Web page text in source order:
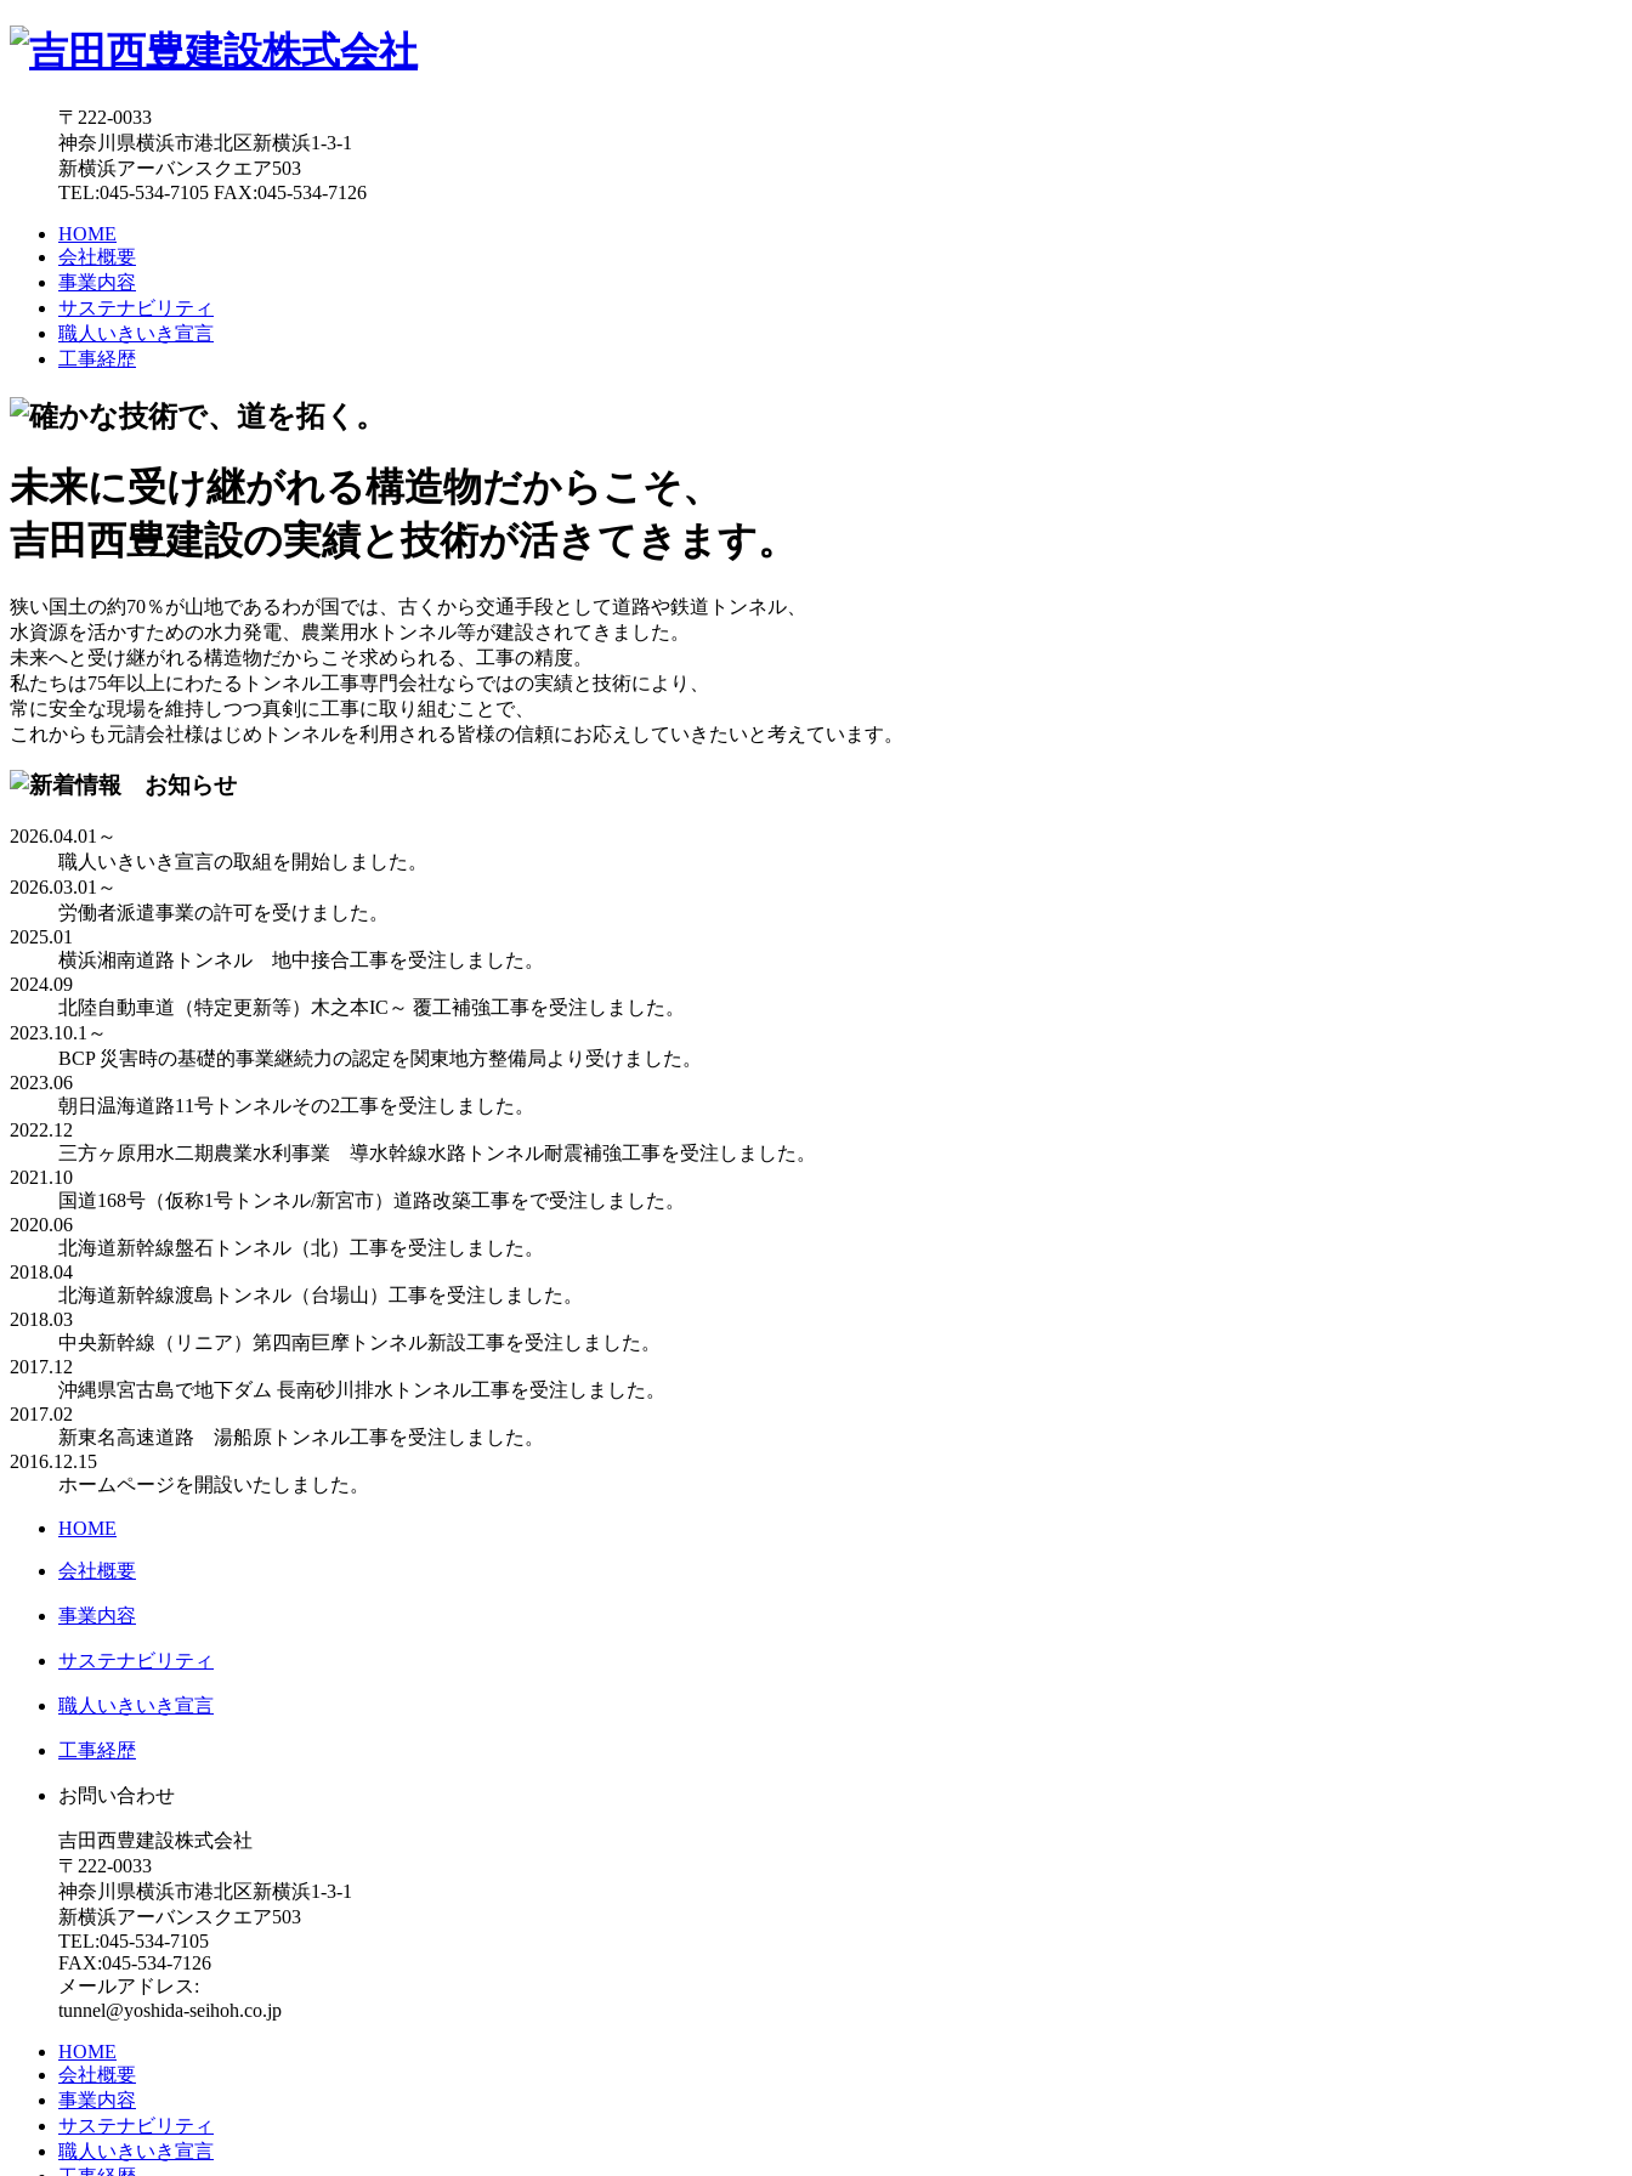
〒222-0033
神奈川県横浜市港北区新横浜1-3-1
新横浜アーバンスクエア503
TEL:045-534-7105 FAX:045-534-7126
HOME
会社概要
事業内容
サステナビリティ
職人いきいき宣言
工事経歴
未来に受け継がれる構造物だからこそ、
吉田西豊建設の実績と技術が活きてきます。
狭い国土の約70％が山地であるわが国では、古くから交通手段として道路や鉄道トンネル、
水資源を活かすための水力発電、農業用水トンネル等が建設されてきました。
未来へと受け継がれる構造物だからこそ求められる、工事の精度。
私たちは75年以上にわたるトンネル工事専門会社ならではの実績と技術により、
常に安全な現場を維持しつつ真剣に工事に取り組むことで、
これからも元請会社様はじめトンネルを利用される皆様の信頼にお応えしていきたいと考えています。
2026.04.01～
職人いきいき宣言の取組を開始しました。
2026.03.01～
労働者派遣事業の許可を受けました。
2025.01
横浜湘南道路トンネル 地中接合工事を受注しました。
2024.09
北陸自動車道（特定更新等）木之本IC～ 覆工補強工事を受注しました。
2023.10.1～
BCP 災害時の基礎的事業継続力の認定を関東地方整備局より受けました。
2023.06
朝日温海道路11号トンネルその2工事を受注しました。
2022.12
三方ヶ原用水二期農業水利事業 導水幹線水路トンネル耐震補強工事を受注しました。
2021.10
国道168号（仮称1号トンネル/新宮市）道路改築工事をで受注しました。
2020.06
北海道新幹線盤石トンネル（北）工事を受注しました。
2018.04
北海道新幹線渡島トンネル（台場山）工事を受注しました。
2018.03
中央新幹線（リニア）第四南巨摩トンネル新設工事を受注しました。
2017.12
沖縄県宮古島で地下ダム 長南砂川排水トンネル工事を受注しました。
2017.02
新東名高速道路 湯船原トンネル工事を受注しました。
2016.12.15
ホームページを開設いたしました。
HOME
会社概要
事業内容
サステナビリティ
職人いきいき宣言
工事経歴
お問い合わせ
吉田西豊建設株式会社
〒222-0033
神奈川県横浜市港北区新横浜1-3-1
新横浜アーバンスクエア503
TEL:045-534-7105
FAX:045-534-7126
メールアドレス:
tunnel@yoshida-seihoh.co.jp
HOME
会社概要
事業内容
サステナビリティ
職人いきいき宣言